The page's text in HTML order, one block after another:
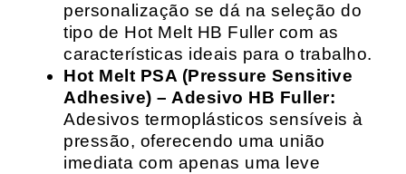
personalização se dá na seleção do
tipo de Hot Melt HB Fuller com as
características ideais para o trabalho.
Hot Melt PSA (Pressure Sensitive
Adhesive) – Adesivo HB Fuller:
Adesivos termoplásticos sensíveis à
pressão, oferecendo uma união
imediata com apenas uma leve